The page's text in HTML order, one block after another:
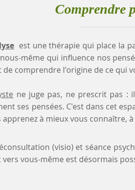
Comprendre
est une thérapie qui place la
même qui influence nos
comprendre l'origine de ce qui
ne juge pas, ne prescrit pas :
ses pensées. C'est dans cet
apprenez à mieux vous connaître,
(visio) et séance
vous-même est désormais